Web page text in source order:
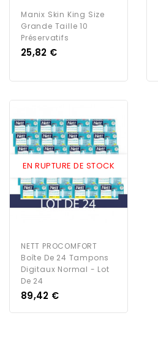
Manix Skin King Size
Grande Taille 10
Préservatifs
Prix
25,82 €
EN RUPTURE DE STOCK
NETT PROCOMFORT
Boîte De 24 Tampons
Digitaux Normal - Lot
De 24
Prix
89,42 €